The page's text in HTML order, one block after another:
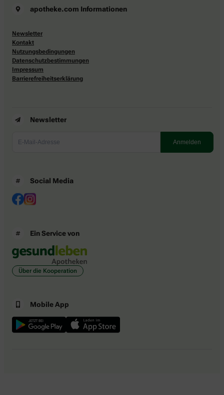
apotheke.com Informationen
Newsletter
Kontakt
Nutzungsbedingungen
Datenschutzbestimmungen
Impressum
Barrierefreiheitserklärung
Newsletter
Social Media
Ein Service von
Über die Kooperation
Mobile App